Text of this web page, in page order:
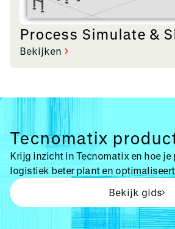
Process Simulate &
Bekijken
Tecnomatix
Krijg inzicht in Tecnomatix en hoe je
logistiek beter plant en
Bekijk gids